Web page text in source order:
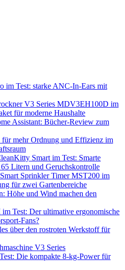
im Test: starke ANC-In-Ears mit
V3 Series MDV3EH100D im
für moderne Haushalte
Assistant: Bücher-Review zum
für mehr Ordnung und Effizienz im
Smart im Test: Smarte
Litern und Geruchskontrolle
Sprinkler Timer MST200 im
für zwei Gartenbereiche
Höhe und Wind machen den
Test: Der ultimative ergonomische
Fans?
über den rostroten Werkstoff für
V3 Series
Die kompakte 8-kg-Power für